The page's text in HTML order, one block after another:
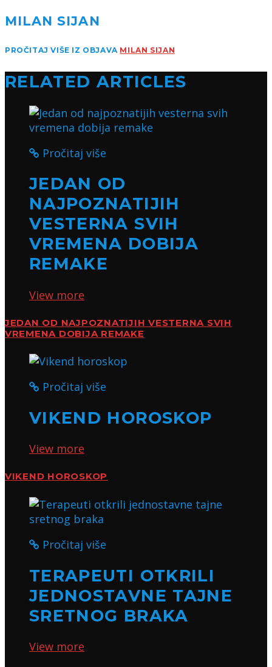
MILAN SIJAN
PROČITAJ VIŠE IZ OBJAVA MILAN SIJAN
RELATED ARTICLES
Pročitaj više
JEDAN OD
NAJPOZNATIJIH
VESTERNA SVIH
VREMENA DOBIJA
REMAKE
View more
JEDAN OD NAJPOZNATIJIH VESTERNA SVIH
VREMENA DOBIJA REMAKE
Pročitaj više
VIKEND HOROSKOP
View more
VIKEND HOROSKOP
Pročitaj više
TERAPEUTI OTKRILI
JEDNOSTAVNE TAJNE
SRETNOG BRAKA
View more